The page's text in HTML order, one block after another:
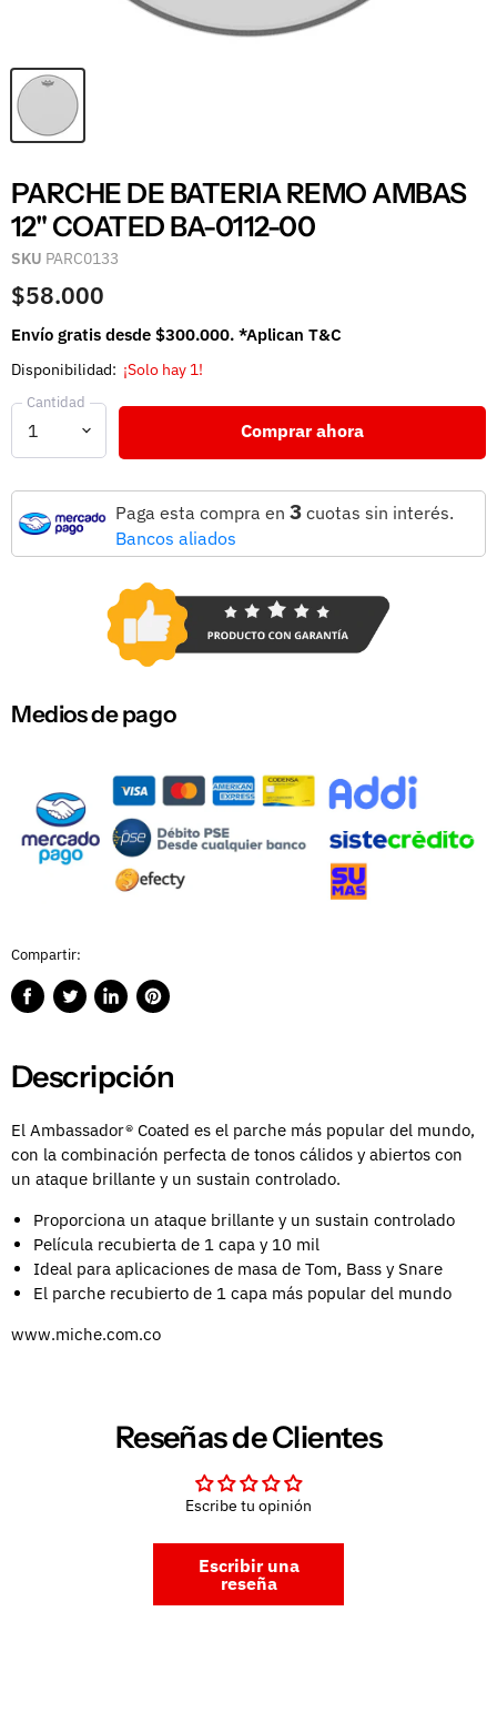
PARCHE DE BATERIA REMO AMBAS
12" COATED BA-0112-00
SKU PARC0133
$58.000
Envío gratis desde $300.000. *Aplican T&C
Disponibilidad: ¡Solo hay 1!
Cantidad
Comprar ahora
Paga esta compra en 3 cuotas sin interés.
Bancos aliados
Medios de pago
Compartir:
CompartirPublicarCompartirGuardar
Descripción
El Ambassador® Coated es el parche más popular del mundo,
con la combinación perfecta de tonos cálidos y abiertos con
un ataque brillante y un sustain controlado.
Proporciona un ataque brillante y un sustain controlado
Película recubierta de 1 capa y 10 mil
Ideal para aplicaciones de masa de Tom, Bass y Snare
El parche recubierto de 1 capa más popular del mundo
www.miche.com.co
Reseñas de Clientes
Escribe tu opinión
Escribir una
reseña